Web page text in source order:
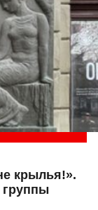
крылья!».
группы